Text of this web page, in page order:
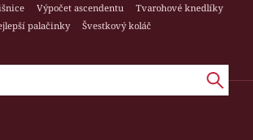
Výpočet ascendentu
Tvarohové knedlíky
palačinky
Švestkový koláč